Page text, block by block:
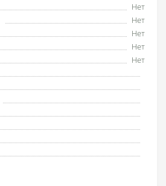
Нет
Нет
Нет
Нет
Нет